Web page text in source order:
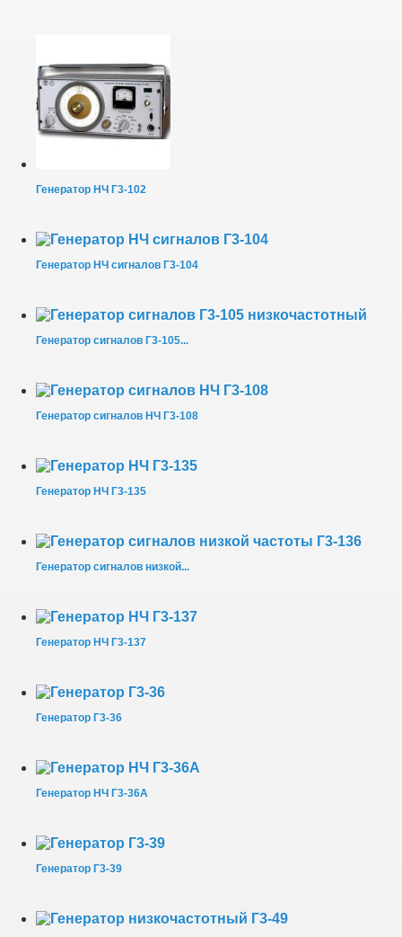
Генератор НЧ Г3-102
Генератор НЧ сигналов Г3-104
Генератор сигналов Г3-105...
Генератор сигналов НЧ Г3-108
Генератор НЧ Г3-135
Генератор сигналов низкой...
Генератор НЧ Г3-137
Генератор Г3-36
Генератор НЧ Г3-36А
Генератор Г3-39